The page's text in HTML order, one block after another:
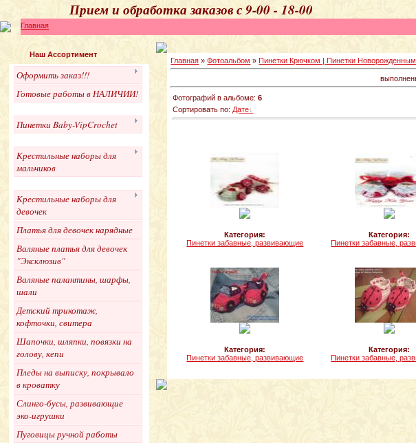
Прием и обработка
Главная
Наш Ассортимент
Оформить заказ!!!
Готовые работы в НАЛИЧИИ!
Пинетки Baby-VipCrochet
Крестильные наборы для
мальчиков
Крестильные наборы для
девочек
Платья для девочек нарядные
Валяные платья для девочек
"Эксклюзив"
Валяные палантины, шарфы,
шали
Детский трикотаж,
кофточки, свитера
Шапочки, шляпки, повязки на
голову, кепи
Пледы на выписку, покрывало
в кроватку
Слинго-бусы, развивающие
эко-игрушки
Пуговицы ручной работы
Главная »Фотоальбом »Пинетки Крючком | Пинетки
Фотографий в альбоме:6
Сортировать по: Дате
Категория:
Пинетки забавные, развивающие
Категория:
Пинетки забавные,
Категория:
Пинетки забавные, развивающие
Категория:
Пинетки забавные,